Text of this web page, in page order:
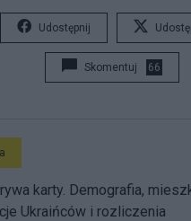
Udostępnij
Skomentuj 66
karty. Demografia,
Ukraińców i rozliczenia